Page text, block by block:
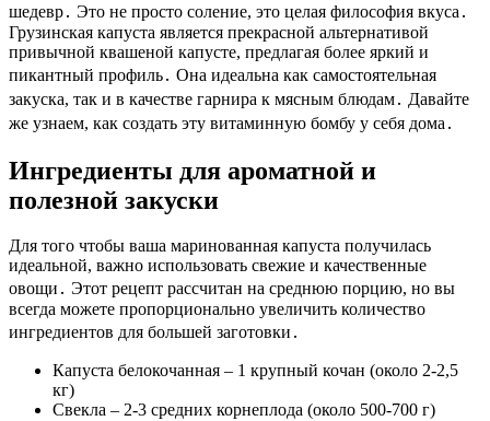
шедевр․ Это не просто соление, это целая философия вкуса․
Грузинская капуста является прекрасной альтернативой
привычной квашеной капусте, предлагая более яркий и
пикантный профиль․ Она идеальна как самостоятельная
закуска, так и в качестве гарнира к мясным блюдам․ Давайте
же узнаем, как создать эту витаминную бомбу у себя дома․
Ингредиенты для ароматной и
полезной закуски
Для того чтобы ваша маринованная капуста получилась
идеальной, важно использовать свежие и качественные
овощи․ Этот рецепт рассчитан на среднюю порцию, но вы
всегда можете пропорционально увеличить количество
ингредиентов для большей заготовки․
Капуста белокочанная – 1 крупный кочан (около 2-2,5
кг)
Свекла – 2-3 средних корнеплода (около 500-700 г)